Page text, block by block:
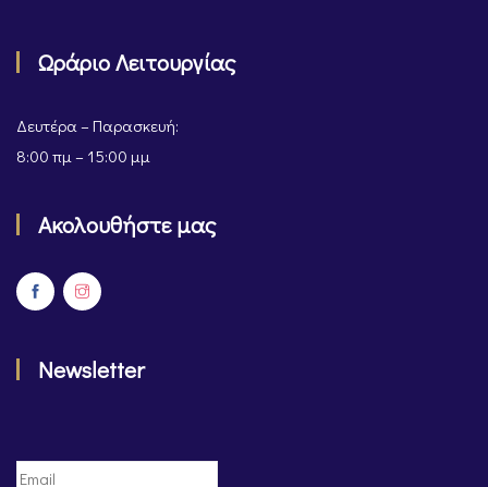
Ωράριο Λειτουργίας
Δευτέρα – Παρασκευή:
8:00 πμ – 15:00 μμ
Ακολουθήστε μας
Newsletter